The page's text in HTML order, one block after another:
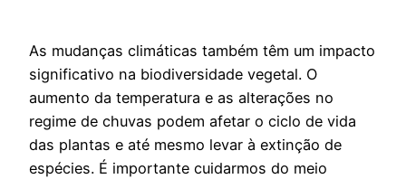
As mudanças climáticas também têm um impacto
significativo na biodiversidade vegetal. O
aumento da temperatura e as alterações no
regime de chuvas podem afetar o ciclo de vida
das plantas e até mesmo levar à extinção de
espécies. É importante cuidarmos do meio